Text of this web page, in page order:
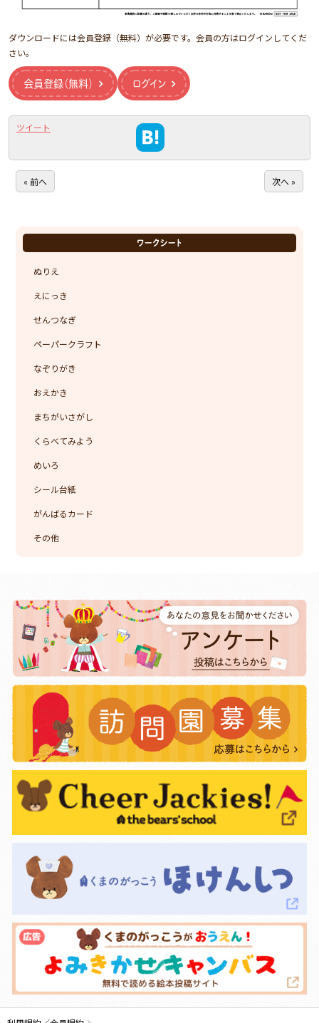
ダウンロードには会員登録（無料）が必要です。会員の方はログインしてくだ
さい。
会員登録（無料） ログイン
ツイート
« 前へ 次へ »
ワークシート
ぬりえ
えにっき
せんつなぎ
ペーパークラフト
なぞりがき
おえかき
まちがいさがし
くらべてみよう
めいろ
シール台紙
がんばるカード
その他